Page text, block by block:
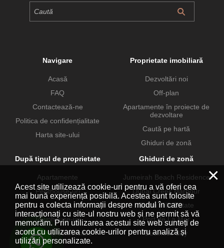
Navigare
Acasă
FAQ
Contactează-ne
Politica de confidențialitate
Harta site-ului
Proprietate imobiliară
Dezvoltări noi
Off-plan
Apartamente în proiecte de
dezvoltare
Caută pe hartă
Ghiduri de zonă
După tipul de proprietate
Apartamente
Penthouse-uri
Vile
Townhouse-uri
Proprietăți comerciale
Ghiduri de zonă
Jumeirah Beach Residence
Dubai Creek Harbour
Dubai Hills Estate
Port de La Mer
Business Bay
×
Acest site utilizează cookie-uri pentru a vă oferi cea
mai bună experiență posibilă. Acestea sunt folosite
pentru a colecta informații despre modul în care
interacționați cu site-ul nostru web și ne permit să vă
memorăm. Prin utilizarea acestui site web sunteți de
acord cu utilizarea cookie-urilor pentru analiză și
utilizări personalizate.